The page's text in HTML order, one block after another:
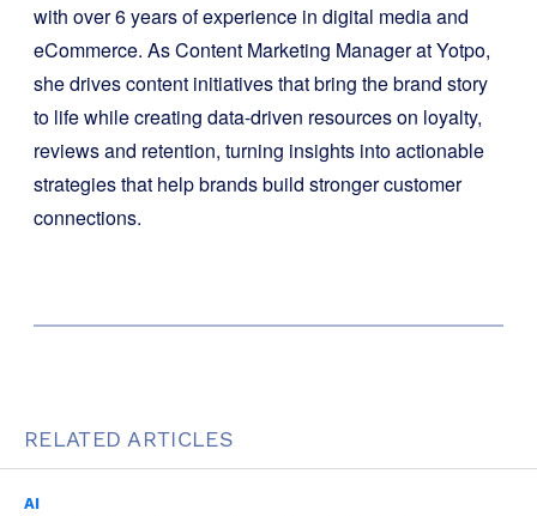
with over 6 years of experience in digital media and
eCommerce. As Content Marketing Manager at Yotpo,
she drives content initiatives that bring the brand story
to life while creating data-driven resources on loyalty,
reviews and retention, turning insights into actionable
strategies that help brands build stronger customer
connections.
RELATED ARTICLES
AI